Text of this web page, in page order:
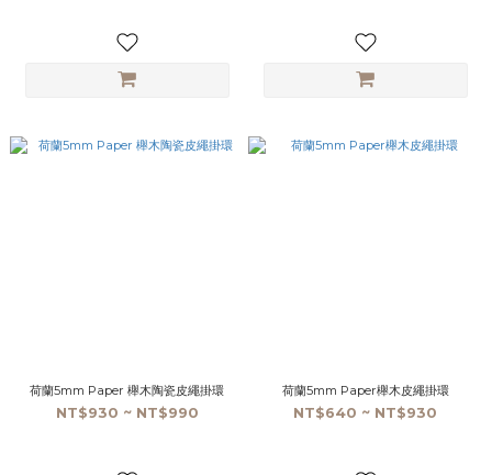
荷蘭5mm Paper 櫸木陶瓷皮繩掛環
NT$930 ~ NT$990
荷蘭5mm Paper櫸木皮繩掛環
NT$640 ~ NT$930